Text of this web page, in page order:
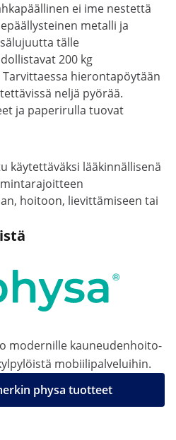
ei ime nestettä
metalli ja
tälle
200 kg
hierontapöytään
neljä pyörää.
ja paperirulla tuovat
käytettäväksi lääkinnällisenä
hoitoon, lievittämiseen tai
modernille kauneudenhoito-
mobiilipalveluihin.
physa tuotteet